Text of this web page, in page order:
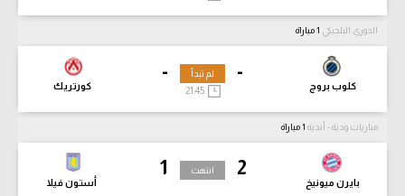
الدوري البلجيكي
-
كلوب بروج
-
كورتريك
لم تبدأ
21:45
مباريات ودية - أندية
2
بايرن ميونيخ
1
أستون فيلا
انتهت